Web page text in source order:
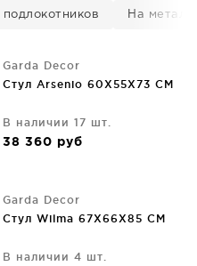
подлокотников На
Garda Decor
Стул Arsenio 60X55X73 CM
В наличии 17 шт.
38 360 руб
Garda Decor
Стул Wilma 67X66X85 CM
В наличии 4 шт.